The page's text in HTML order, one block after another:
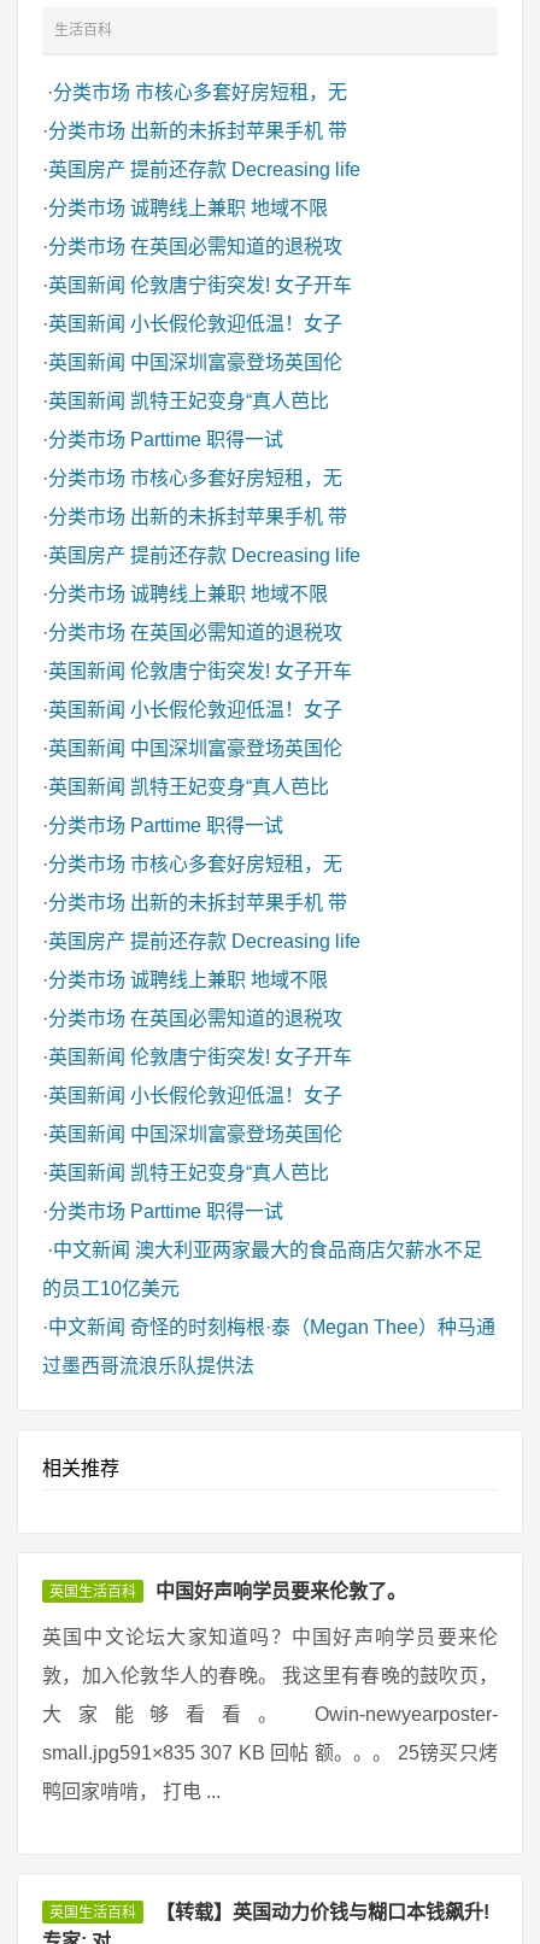
生活百科
·分类市场 市核心多套好房短租，无
·分类市场 出新的未拆封苹果手机 带
·英国房产 提前还存款 Decreasing life
·分类市场 诚聘线上兼职 地域不限
·分类市场 在英国必需知道的退税攻
·英国新闻 伦敦唐宁街突发! 女子开车
·英国新闻 小长假伦敦迎低温！女子
·英国新闻 中国深圳富豪登场英国伦
·英国新闻 凯特王妃变身“真人芭比
·分类市场 Parttime 职得一试
·分类市场 市核心多套好房短租，无
·分类市场 出新的未拆封苹果手机 带
·英国房产 提前还存款 Decreasing life
·分类市场 诚聘线上兼职 地域不限
·分类市场 在英国必需知道的退税攻
·英国新闻 伦敦唐宁街突发! 女子开车
·英国新闻 小长假伦敦迎低温！女子
·英国新闻 中国深圳富豪登场英国伦
·英国新闻 凯特王妃变身“真人芭比
·分类市场 Parttime 职得一试
·分类市场 市核心多套好房短租，无
·分类市场 出新的未拆封苹果手机 带
·英国房产 提前还存款 Decreasing life
·分类市场 诚聘线上兼职 地域不限
·分类市场 在英国必需知道的退税攻
·英国新闻 伦敦唐宁街突发! 女子开车
·英国新闻 小长假伦敦迎低温！女子
·英国新闻 中国深圳富豪登场英国伦
·英国新闻 凯特王妃变身“真人芭比
·分类市场 Parttime 职得一试
·中文新闻 澳大利亚两家最大的食品商店欠薪水不足
的员工10亿美元
·中文新闻 奇怪的时刻梅根·泰（Megan Thee）种马通
过墨西哥流浪乐队提供法
相关推荐
英国生活百科 中国好声响学员要来伦敦了。
英国中文论坛大家知道吗？中国好声响学员要来伦
敦，加入伦敦华人的春晚。 我这里有春晚的鼓吹页，
大家能够看看。 Owin-newyearposter-
small.jpg591×835 307 KB 回帖 额。。。 25镑买只烤
鸭回家啃啃， 打电 ...
英国生活百科
【转载】英国动力价钱与糊口本钱飙升!